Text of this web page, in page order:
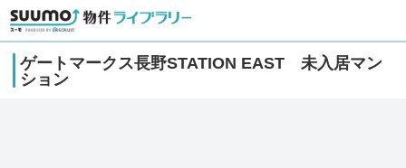
ゲートマークス長野STATION EAST 未入居マン
ション